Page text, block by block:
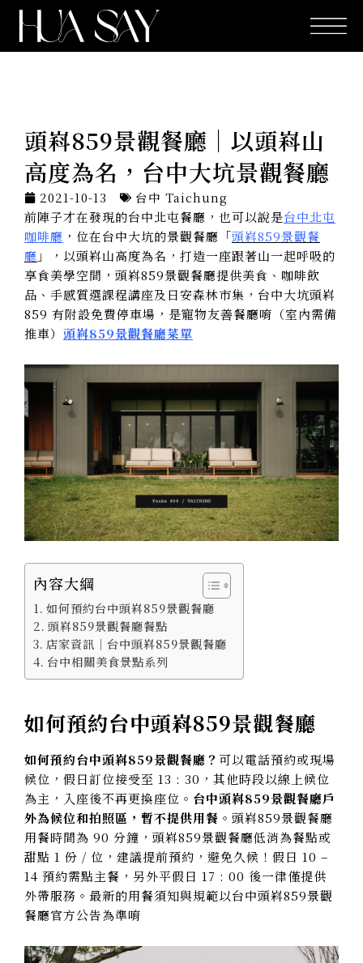
頭嵙859景觀餐廳｜以頭嵙山
高度為名，台中大坑景觀餐廳
2021-10-13
台中 Taichung
前陣子才在發現的台中北屯餐廳，也可以說是台中北屯
咖啡廳 ，位在台中大坑的景觀餐廳「頭嵙859景觀餐
廳 」，以頭嵙山高度為名，打造一座跟著山一起呼吸的
享食美學空間，頭嵙859景觀餐廳提供美食、咖啡飲
品、手感質選課程講座及日安森林市集，台中大坑頭嵙
859 有附設免費停車場，是寵物友善餐廳唷（室內需備
推車） 頭嵙859景觀餐廳菜單
內容大綱
如何預約台中頭嵙859景觀餐廳
頭嵙859景觀餐廳餐點
店家資訊｜台中頭嵙859景觀餐廳
台中相關美食景點系列
如何預約台中頭嵙859景觀餐廳
如何預約台中頭嵙859景觀餐廳？ 可以電話預約或現場
候位，假日訂位接受至 13 : 30，其他時段以線上候位
為主，入座後不再更換座位。 台中頭嵙859景觀餐廳戶
外為候位和拍照區，暫不提供用餐 。頭嵙859景觀餐廳
用餐時間為 90 分鐘，頭嵙859景觀餐廳低消為餐點或
甜點 1 份 / 位，建議提前預約，避免久候！假日 10 –
14 預約需點主餐，另外平假日 17 : 00 後一律僅提供
外帶服務。最新的用餐須知與規範以台中頭嵙859景觀
餐廳官方公告為準唷